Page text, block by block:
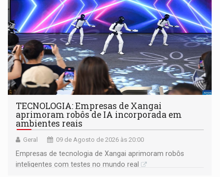
TECNOLOGIA: Empresas de Xangai
aprimoram robôs de IA incorporada em
ambientes reais
Geral 09 de Agosto de 2026 às 20:00
Empresas de tecnologia de Xangai aprimoram robôs
inteligentes com testes no mundo real